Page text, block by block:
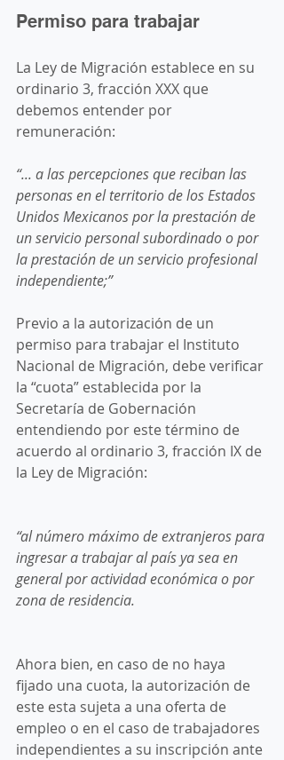
Permiso para trabajar
La Ley de Migración establece en su
ordinario 3, fracción XXX que
debemos entender por
remuneración:
“... a las percepciones que reciban las
personas en el territorio de los Estados
Unidos Mexicanos por la prestación de
un servicio personal subordinado o por
la prestación de un servicio profesional
independiente;”
Previo a la autorización de un
permiso para trabajar el Instituto
Nacional de Migración, debe verificar
la “cuota” establecida por la
Secretaría de Gobernación
entendiendo por este término de
acuerdo al ordinario 3, fracción IX de
la Ley de Migración:
“al número máximo de extranjeros para
ingresar a trabajar al país ya sea en
general por actividad económica o por
zona de residencia.
Ahora bien, en caso de no haya
fijado una cuota, la autorización de
este esta sujeta a una oferta de
empleo o en el caso de trabajadores
independientes a su inscripción ante